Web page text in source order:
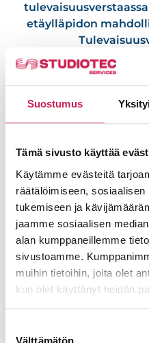
Suostumus
Tämä sivusto käyttää
Käytämme evästeitä
räätälöimiseen,
tukemiseen ja
jaamme sosiaalisen
alan kumppaneillemme
sivustoamme.
muihin tietoihin, joita olet
kun olet käyttänyt heidän
Välttämätön
etäylläpidon
Blogi: Tekoäly
Teksti: Miika